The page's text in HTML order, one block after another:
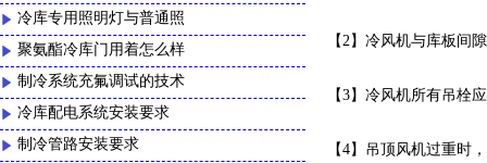
冷库专用照明灯与普通照
聚氨酯冷库门用着怎么样
制冷系统充氟调试的技术
冷库配电系统安装要求
制冷管路安装要求
【2】冷风机与库板间
【3】冷风机所有吊栓
【4】吊顶风机过重时